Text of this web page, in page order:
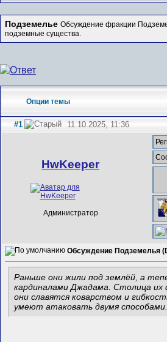
Подземелье Обсуждение фракции
подземные существа.
Опции темы
#1 11.10.2025, 11:36
HwKeeper
Администратор
Обсуждение Подземелья
Раньше они жили под землёй, а
кардиналами Джадама. Столица их
они славятся коварством и
умеют атаковать двумя способами.